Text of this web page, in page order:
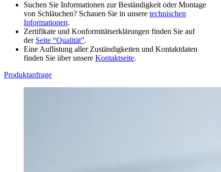
Suchen Sie Informationen zur Beständigkeit oder Montage
von Schläuchen? Schauen Sie in unsere technischen
Informationen.
Zertifikate und Konformitätserklärungen finden Sie auf
der Seite “Qualität”.
Eine Auflistung aller Zuständigkeiten und Kontaktdaten
finden Sie über unsere Kontaktseite.
Produktanfrage